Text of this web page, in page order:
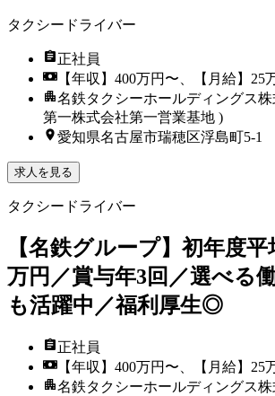
タクシードライバー
正社員
【年収】400万円〜、【月給】25
名鉄タクシーホールディングス
第一株式会社第一営業基地 )
愛知県名古屋市瑞穂区浮島町5-1
求人を見る
タクシードライバー
【名鉄グループ】初年度平
万円／賞与年3回／選べる
も活躍中／福利厚生◎
正社員
【年収】400万円〜、【月給】25
名鉄タクシーホールディングス